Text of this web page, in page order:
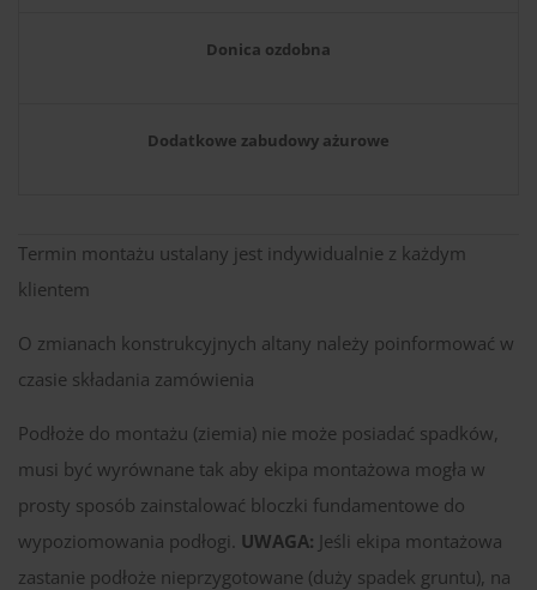
Donica ozdobna
Dodatkowe zabudowy ażurowe
Termin montażu ustalany jest indywidualnie z każdym
klientem
O zmianach konstrukcyjnych altany należy poinformować w
czasie składania zamówienia
Podłoże do montażu (ziemia) nie może posiadać spadków,
musi być wyrównane tak aby ekipa montażowa mogła w
prosty sposób zainstalować bloczki fundamentowe do
wypoziomowania podłogi. UWAGA: Jeśli ekipa montażowa
zastanie podłoże nieprzygotowane (duży spadek gruntu), na